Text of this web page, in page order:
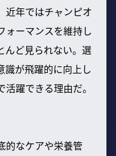
近年ではチャンピオ
ォーマンスを維持し
んど見られない。選
識が飛躍的に向上し
躍できる理由だ。
的なケアや栄養管